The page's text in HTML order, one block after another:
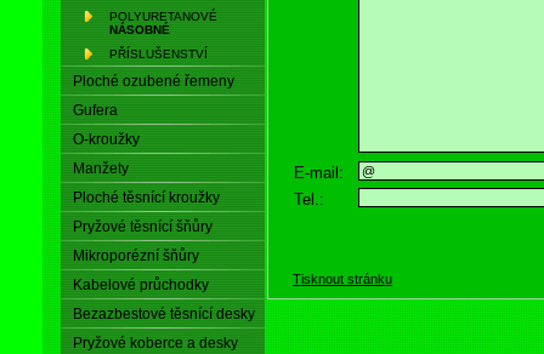
POLYURETANOVÉ
NÁSOBNÉ
PŘÍSLUŠENSTVÍ
Ploché ozubené řemeny
Gufera
O-kroužky
Manžety
Ploché těsnící kroužky
Pryžové těsnící šňůry
Mikroporézní šňůry
Kabelové průchodky
Bezazbestové těsnící desky
Pryžové koberce a desky
E-mail:
Tel.:
Tisknout stránku